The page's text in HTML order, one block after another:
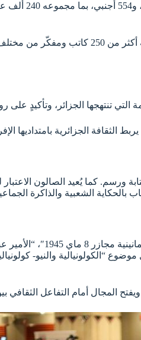
كشف محافظ
سيشهد البرنامج الثقافي 55 فعالية يومية تشمل
تنتهجها الجزائر، وتأكيدٍ على
الثقافة الجزائرية بامتداديها
فضاء بمساحة 600 متر مربع يضمّ ورشات قراءة وكتابة
الشعبية والذاكرة
تُركّز هذه الطبعة على التاريخ
المجال أمام التفاعل الثقافي